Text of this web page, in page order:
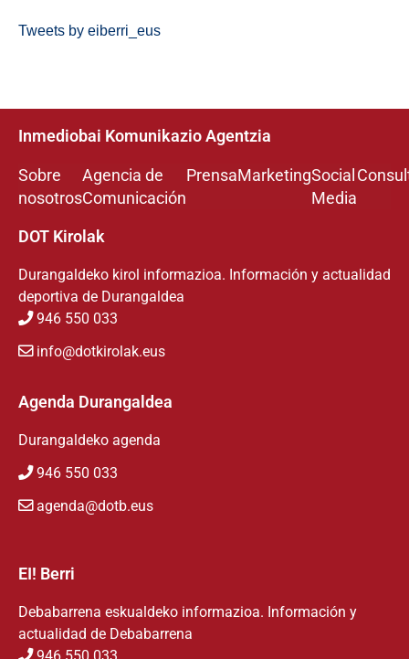
Tweets by eiberri_eus
Inmediobai Komunikazio Agentzia
Sobre
nosotros
Agencia de
Comunicación
PrensaMarketingSocial
Media
DOT Kirolak
Durangaldeko kirol informazioa. Información y actualidad
deportiva de Durangaldea
946 550 033
info@dotkirolak.eus
Agenda Durangaldea
Durangaldeko agenda
946 550 033
agenda@dotb.eus
EI! Berri
Debabarrena eskualdeko informazioa. Información y
actualidad de Debabarrena